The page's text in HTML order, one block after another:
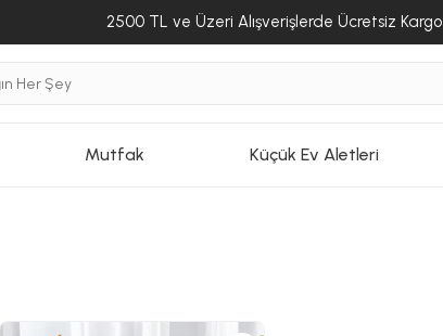
2500 TL ve Üzeri Alışverişlerde Ücretsiz Kargo
Mutfak Küçük Ev Aletleri